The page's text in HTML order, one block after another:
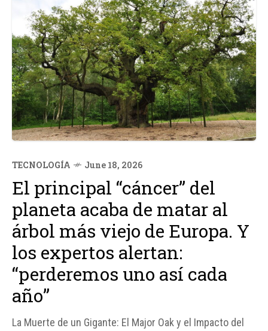
TECNOLOGÍA June 18, 2026
El principal “cáncer” del
planeta acaba de matar al
árbol más viejo de Europa. Y
los expertos alertan:
“perderemos uno así cada
año”
La Muerte de un Gigante: El Major Oak y el Impacto del